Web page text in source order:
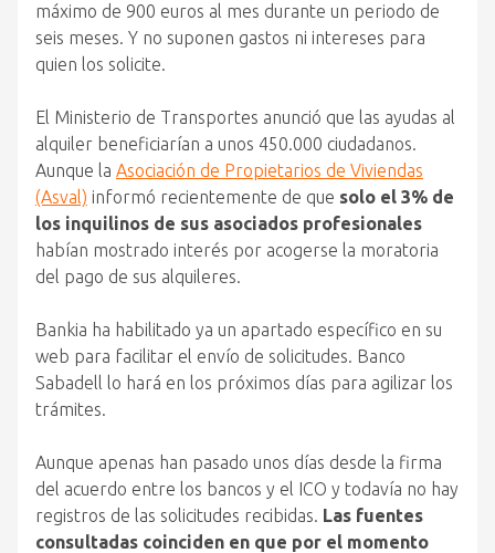
máximo de 900 euros al mes durante un periodo de
seis meses. Y no suponen gastos ni intereses para
quien los solicite.
El Ministerio de Transportes anunció que las ayudas al
alquiler beneficiarían a unos 450.000 ciudadanos.
Aunque la Asociación de Propietarios de Viviendas
(Asval) informó recientemente de que solo el 3% de
los inquilinos de sus asociados profesionales
habían mostrado interés por acogerse la moratoria
del pago de sus alquileres.
Bankia ha habilitado ya un apartado específico en su
web para facilitar el envío de solicitudes. Banco
Sabadell lo hará en los próximos días para agilizar los
trámites.
Aunque apenas han pasado unos días desde la firma
del acuerdo entre los bancos y el ICO y todavía no hay
registros de las solicitudes recibidas. Las fuentes
consultadas coinciden en que por el momento